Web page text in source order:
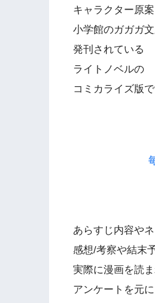
キャラクター原案
小学館のガガガ
発刊されている
ライトノベルの
コミカライズ版で
あらすじ内容やネ
感想/考察や結末
実際に漫画を読
アンケートを元